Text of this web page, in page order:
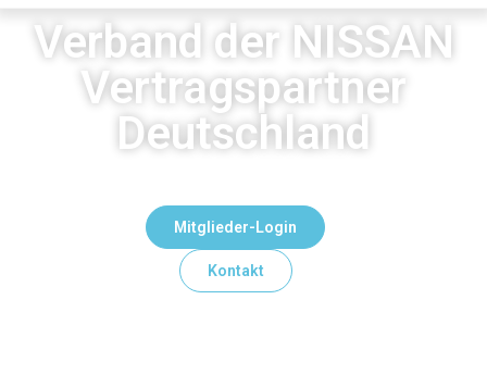
Verband der NISSAN
Vertragspartner
Deutschland
Mitglieder-Login
Kontakt